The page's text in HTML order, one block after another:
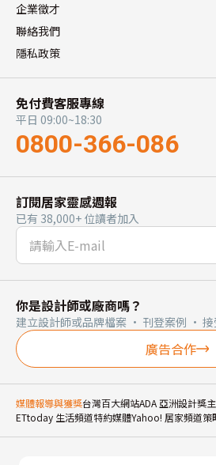
企業徵才
聯絡我們
隱私政策
免付費客服專線
平日 09:00~18:30
0800-366-086
訂閱居家靈感週報
已有 38,000+ 位讀者加入
你是設計師或廠商嗎？
建立設計師或品牌檔案 · 刊登案例 · 接
廣告合作
媒體報導與獲獎台灣百大網站ADA 亞洲設計獎
ETtoday 生活頻道特約媒體Yahoo! 居家頻道策